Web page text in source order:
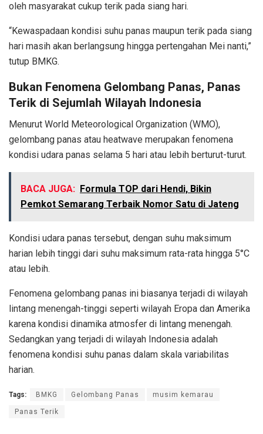
oleh masyarakat cukup terik pada siang hari.
“Kewaspadaan kondisi suhu panas maupun terik pada siang
hari masih akan berlangsung hingga pertengahan Mei nanti,”
tutup BMKG.
Bukan Fenomena Gelombang Panas, Panas
Terik di Sejumlah Wilayah Indonesia
Menurut World Meteorological Organization (WMO),
gelombang panas atau heatwave merupakan fenomena
kondisi udara panas selama 5 hari atau lebih berturut-turut.
BACA JUGA: Formula TOP dari Hendi, Bikin
Pemkot Semarang Terbaik Nomor Satu di Jateng
Kondisi udara panas tersebut, dengan suhu maksimum
harian lebih tinggi dari suhu maksimum rata-rata hingga 5°C
atau lebih.
Fenomena gelombang panas ini biasanya terjadi di wilayah
lintang menengah-tinggi seperti wilayah Eropa dan Amerika
karena kondisi dinamika atmosfer di lintang menengah.
Sedangkan yang terjadi di wilayah Indonesia adalah
fenomena kondisi suhu panas dalam skala variabilitas
harian.
Tags: BMKG Gelombang Panas musim kemarau
Panas Terik